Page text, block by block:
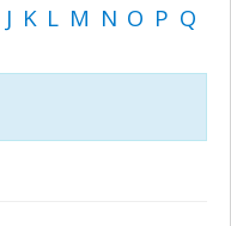
J K L M N O P Q